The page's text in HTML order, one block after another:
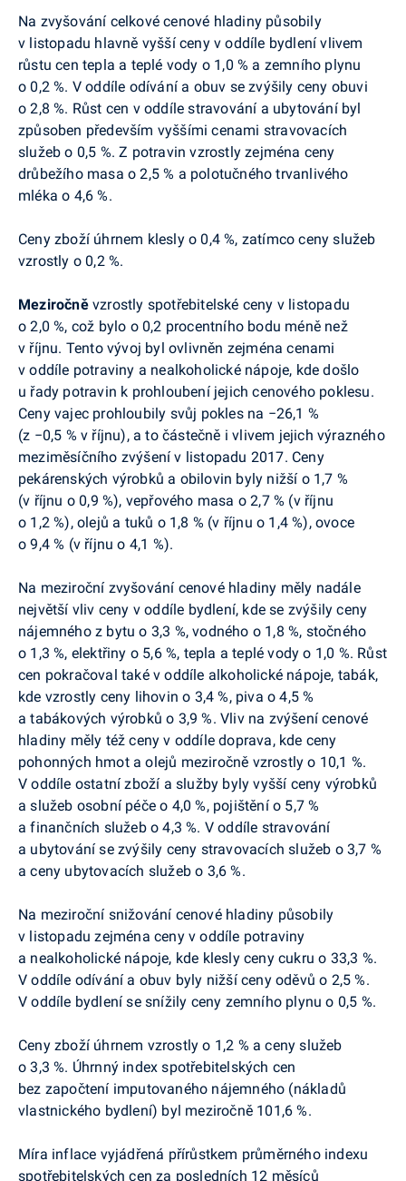
Na zvyšování celkové cenové hladiny působily
v listopadu hlavně vyšší ceny v oddíle bydlení vlivem
růstu cen tepla a teplé vody o 1,0 % a zemního plynu
o 0,2 %. V oddíle odívání a obuv se zvýšily ceny obuvi
o 2,8 %. Růst cen v oddíle stravování a ubytování byl
způsoben především vyššími cenami stravovacích
služeb o 0,5 %. Z potravin vzrostly zejména ceny
drůbežího masa o 2,5 % a polotučného trvanlivého
mléka o 4,6 %.
Ceny zboží úhrnem klesly o 0,4 %, zatímco ceny služeb
vzrostly o 0,2 %.
Meziročněvzrostly spotřebitelské ceny v listopadu
o 2,0 %, což bylo o 0,2 procentního bodu méně než
v říjnu. Tento vývoj byl ovlivněn zejména cenami
v oddíle potraviny a nealkoholické nápoje, kde došlo
u řady potravin k prohloubení jejich cenového poklesu.
Ceny vajec prohloubily svůj pokles na −26,1 %
(z −0,5 % v říjnu), a to částečně i vlivem jejich výrazného
meziměsíčního zvýšení v listopadu 2017. Ceny
pekárenských výrobků a obilovin byly nižší o 1,7 %
(v říjnu o 0,9 %), vepřového masa o 2,7 % (v říjnu
o 1,2 %), olejů a tuků o 1,8 % (v říjnu o 1,4 %), ovoce
o 9,4 % (v říjnu o 4,1 %).
Na meziroční zvyšování cenové hladiny měly nadále
největší vliv ceny v oddíle bydlení, kde se zvýšily ceny
nájemného z bytu o 3,3 %, vodného o 1,8 %, stočného
o 1,3 %, elektřiny o 5,6 %, tepla a teplé vody o 1,0 %. Růst
cen pokračoval také v oddíle alkoholické nápoje, tabák,
kde vzrostly ceny lihovin o 3,4 %, piva o 4,5 %
a tabákových výrobků o 3,9 %. Vliv na zvýšení cenové
hladiny měly též ceny v oddíle doprava, kde ceny
pohonných hmot a olejů meziročně vzrostly o 10,1 %.
V oddíle ostatní zboží a služby byly vyšší ceny výrobků
a služeb osobní péče o 4,0 %, pojištění o 5,7 %
a finančních služeb o 4,3 %. V oddíle stravování
a ubytování se zvýšily ceny stravovacích služeb o 3,7 %
a ceny ubytovacích služeb o 3,6 %.
Na meziroční snižování cenové hladiny působily
v listopadu zejména ceny v oddíle potraviny
a nealkoholické nápoje, kde klesly ceny cukru o 33,3 %.
V oddíle odívání a obuv byly nižší ceny oděvů o 2,5 %.
V oddíle bydlení se snížily ceny zemního plynu o 0,5 %.
Ceny zboží úhrnem vzrostly o 1,2 % a ceny služeb
o 3,3 %. Úhrnný index spotřebitelských cen
bez započtení imputovaného nájemného (nákladů
vlastnického bydlení) byl meziročně 101,6 %.
Míra inflace vyjádřená přírůstkem průměrného indexu
spotřebitelských cen za posledních 12 měsíců